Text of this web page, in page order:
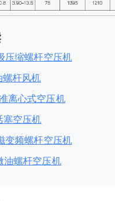
压缩螺杆空压机
螺杆风机
离心式空压机
塞空压机
变频螺杆空压机
油螺杆空压机